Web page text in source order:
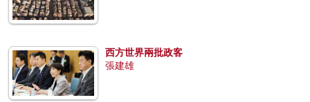
西方世界兩批政客
張建雄